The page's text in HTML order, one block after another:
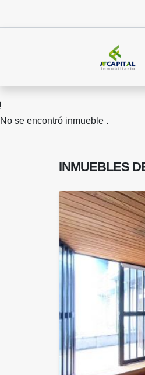
No se encontró inmueble .
INMUEBLES